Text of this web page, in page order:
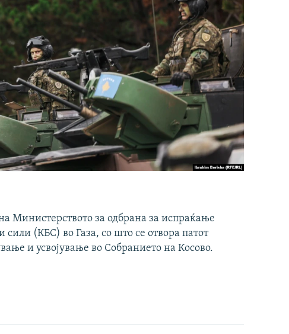
Министерството за одбрана за испраќање
(КБС) во Газа, со што се отвора патот
и усвојување во Собранието на Косово.